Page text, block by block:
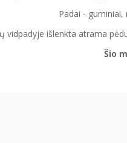
Padai - guminiai,
vidpadyje išlenkta atrama
Šio